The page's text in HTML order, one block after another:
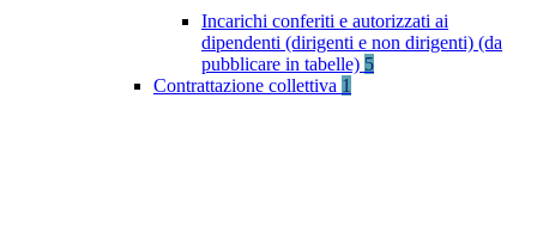
Incarichi conferiti e autorizzati ai
dipendenti (dirigenti e non dirigenti) (da
pubblicare in tabelle) 5
Contrattazione collettiva 1